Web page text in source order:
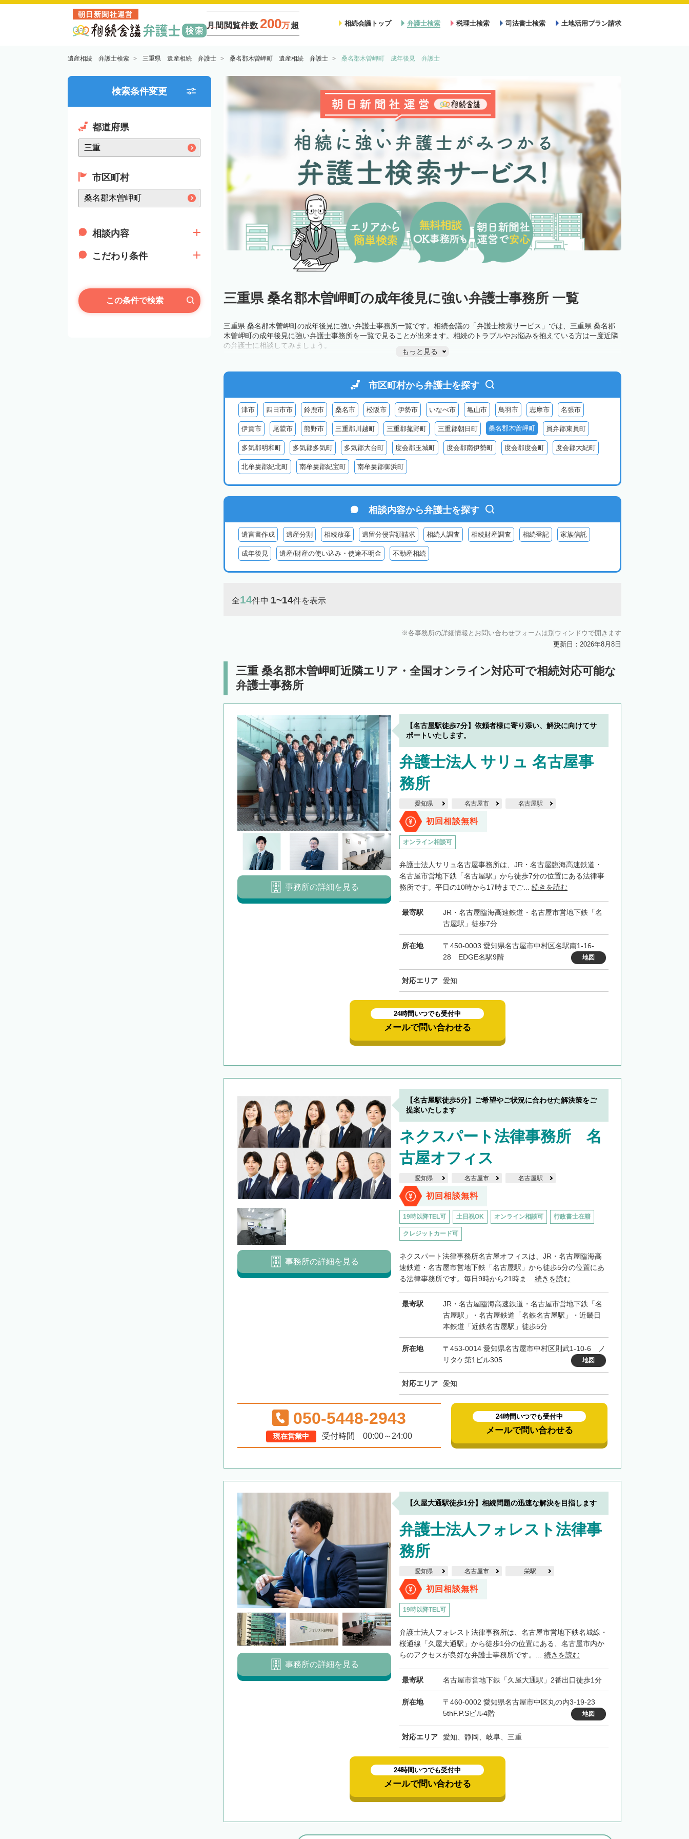
朝日新聞社運営
月間閲覧件数 200万超 相続会議トップ 弁護士検索 税理士検索 司法書士検索 土地活用プラン請求
遺産相続 弁護士検索 三重県 遺産相続 弁護士 桑名郡木曽岬町 遺産相続 弁護士 桑名郡木曽岬町 成年後見 弁護士
検索条件変更
都道府県
市区町村
相談内容
こだわり条件
この条件で検索 三重県 桑名郡木曽岬町の成年後見に強い弁護士事務所 一覧
三重県 桑名郡木曽岬町の成年後見に強い弁護士事務所一覧です。相続会議の「弁護士検索サービス」では、三重県 桑名郡
木曽岬町の成年後見に強い弁護士事務所を一覧で見ることが出来ます。相続のトラブルやお悩みを抱えている方は一度近隣
の弁護士に相談してみましょう。
もっと見る
市区町村から弁護士を探す
津市 四日市市 鈴鹿市 桑名市 松阪市 伊勢市 いなべ市 亀山市 鳥羽市 志摩市 名張市
伊賀市 尾鷲市 熊野市 三重郡川越町 三重郡菰野町 三重郡朝日町 桑名郡木曽岬町 員弁郡東員町
多気郡明和町 多気郡多気町 多気郡大台町 度会郡玉城町 度会郡南伊勢町 度会郡度会町 度会郡大紀町
北牟婁郡紀北町 南牟婁郡紀宝町 南牟婁郡御浜町
相談内容から弁護士を探す
遺言書作成 遺産分割 相続放棄 遺留分侵害額請求 相続人調査 相続財産調査 相続登記 家族信託
成年後見 遺産/財産の使い込み・使途不明金 不動産相続
全14件中 1~14件を表示
各事務所の詳細情報とお問い合わせフォームは別ウィンドウで開きます
更新日：2026年8月8日
三重 桑名郡木曽岬町近隣エリア・全国オンライン対応可で相続対応可能な
弁護士事務所
【名古屋駅徒歩7分】依頼者様に寄り添い、解決に向けてサ
ポートいたします。
弁護士法人 サリュ 名古屋事
務所
愛知県 名古屋市 名古屋駅
初回相談無料
オンライン相談可
弁護士法人サリュ名古屋事務所は、JR・名古屋臨海高速鉄道・
名古屋市営地下鉄「名古屋駅」から徒歩7分の位置にある法律事
務所です。平日の10時から17時までご... 続きを読む
最寄駅
JR・名古屋臨海高速鉄道・名古屋市営地下鉄「名
古屋駅」徒歩7分
所在地
〒450-0003 愛知県名古屋市中村区名駅南1-16-
28 EDGE名駅9階
地図
対応エリア 愛知
事務所の詳細を見る
24時間いつでも受付中
メールで問い合わせる
【名古屋駅徒歩5分】ご希望やご状況に合わせた解決策をご
提案いたします
ネクスパート法律事務所 名
古屋オフィス
愛知県 名古屋市 名古屋駅
初回相談無料
19時以降TEL可 土日祝OK オンライン相談可 行政書士在籍
クレジットカード可
ネクスパート法律事務所名古屋オフィスは、JR・名古屋臨海高
速鉄道・名古屋市営地下鉄「名古屋駅」から徒歩5分の位置にあ
る法律事務所です。毎日9時から21時ま... 続きを読む
最寄駅
JR・名古屋臨海高速鉄道・名古屋市営地下鉄「名
古屋駅」・名古屋鉄道「名鉄名古屋駅」・近畿日
本鉄道「近鉄名古屋駅」徒歩5分
所在地
〒453-0014 愛知県名古屋市中村区則武1-10-6 ノ
リタケ第1ビル305
地図
対応エリア 愛知
事務所の詳細を見る
050-5448-2943
現在営業中 受付時間 00:00～24:00
24時間いつでも受付中
メールで問い合わせる
【久屋大通駅徒歩1分】相続問題の迅速な解決を目指します
弁護士法人フォレスト法律事
務所
愛知県 名古屋市 栄駅
初回相談無料
19時以降TEL可
弁護士法人フォレスト法律事務所は、名古屋市営地下鉄名城線・
桜通線「久屋大通駅」から徒歩1分の位置にある、名古屋市内か
らのアクセスが良好な弁護士事務所です。... 続きを読む
最寄駅 名古屋市営地下鉄「久屋大通駅」2番出口徒歩1分
所在地
〒460-0002 愛知県名古屋市中区丸の内3-19-23
5thF.P.Sビル4階
地図
対応エリア 愛知、静岡、岐阜、三重
事務所の詳細を見る
24時間いつでも受付中
メールで問い合わせる